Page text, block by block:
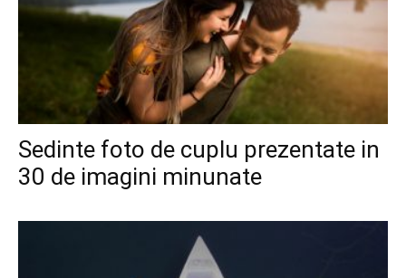
Sedinte foto de cuplu prezentate in
30 de imagini minunate